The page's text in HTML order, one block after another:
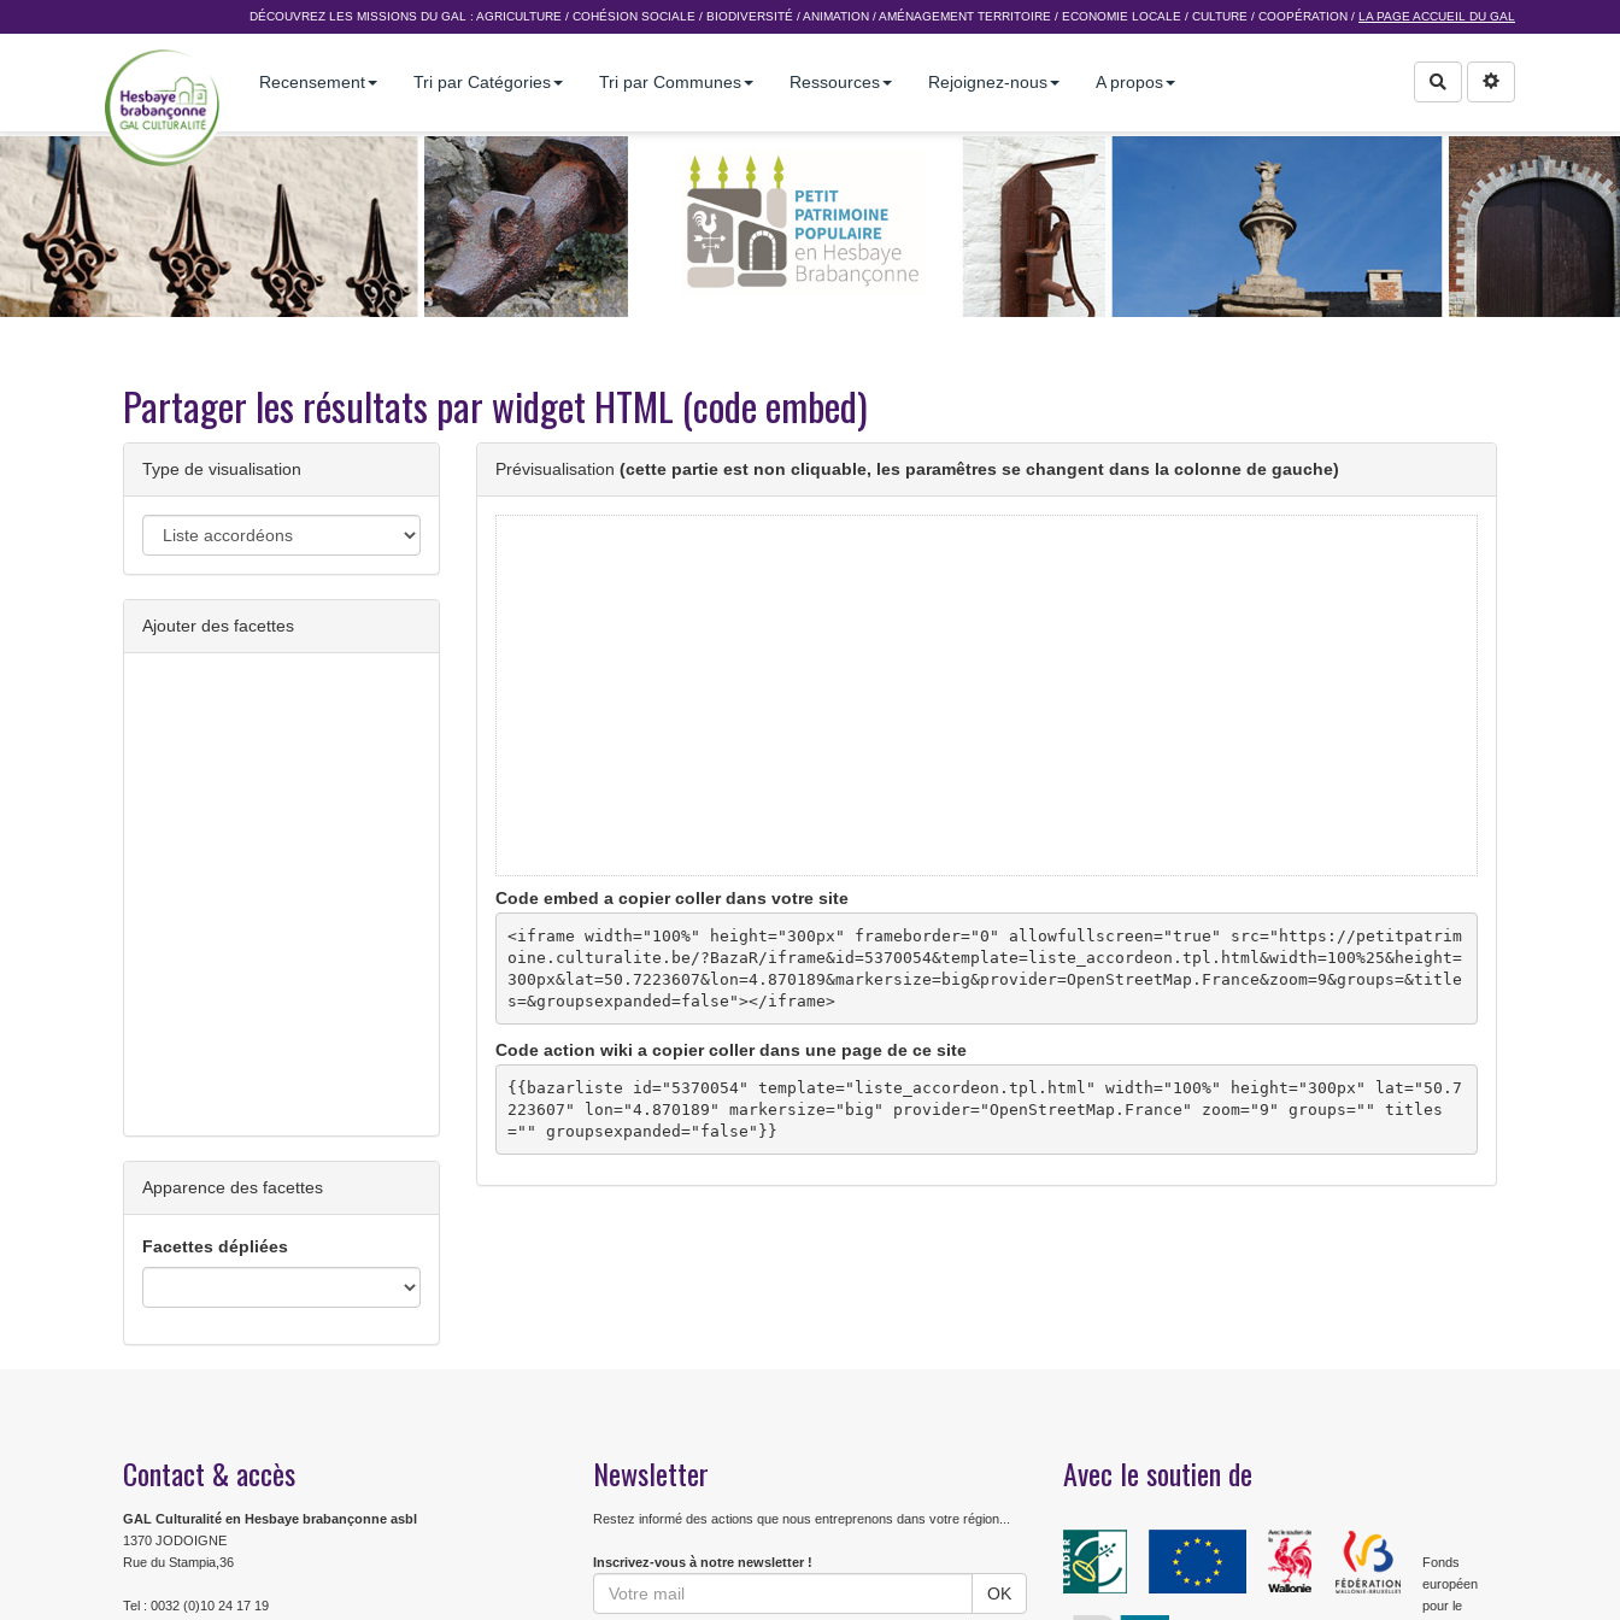
DÉCOUVREZ LES MISSIONS DU GAL : AGRICULTURE / COHÉSION SOCIALE / BIODIVERSITÉ /ANIMATION /AMÉNAGEMENT TERRITOIRE / ECONOMIE LOCALE / CULTURE / COOPÉRATION / LA PAGE ACCUEIL DU GAL
Recensement Tri par Catégories Tri par Communes Ressources Rejoignez-nous A propos Rechercher
Partager les résultats par widget HTML (code embed)
Type de visualisation
Ajouter des facettes
Apparence des facettes
Facettes dépliées
Prévisualisation (cette partie est non cliquable, les paramêtres se changent dans la colonne de gauche)
Code embed a copier coller dans votre site
<iframe width="100%" height="300px" frameborder="0" allowfullscreen="true" src="https://petitpatrim
oine.culturalite.be/?BazaR/iframe&id=5370054&template=liste_accordeon.tpl.html&width=100%25&height=
300px&lat=50.7223607&lon=4.870189&markersize=big&provider=OpenStreetMap.France&zoom=9&groups=&title
s=&groupsexpanded=false"></iframe>
Code action wiki a copier coller dans une page de ce site
{{bazarliste id="5370054" template="liste_accordeon.tpl.html" width="100%" height="300px" lat="50.7
223607" lon="4.870189" markersize="big" provider="OpenStreetMap.France" zoom="9" groups="" titles
="" groupsexpanded="false"}}
Contact & accès
GAL Culturalité en Hesbaye brabançonne asbl
1370 JODOIGNE
Rue du Stampia,36
Tel : 0032 (0)10 24 17 19
Newsletter
Restez informé des actions que nous entreprenons dans votre région...
Inscrivez-vous à notre newsletter !
Avec le soutien de
Fonds
européen
pour le